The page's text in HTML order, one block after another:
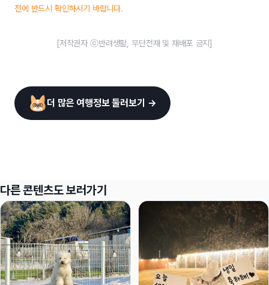
전에 반드시 확인하시기 바랍니다.
[저작권자 ⓒ반려생활, 무단전재 및 재배포 금지]
더 많은 여행정보 둘러보기 →
다른 콘텐츠도 보러가기